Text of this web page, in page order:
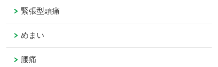
緊張型頭痛
めまい
腰痛